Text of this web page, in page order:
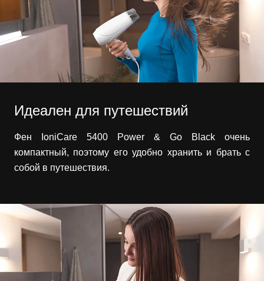
Идеален для путешествий
Фен IoniCare 5400 Power & Go Black очень
компактный, поэтому его удобно хранить и брать с
собой в путешествия.